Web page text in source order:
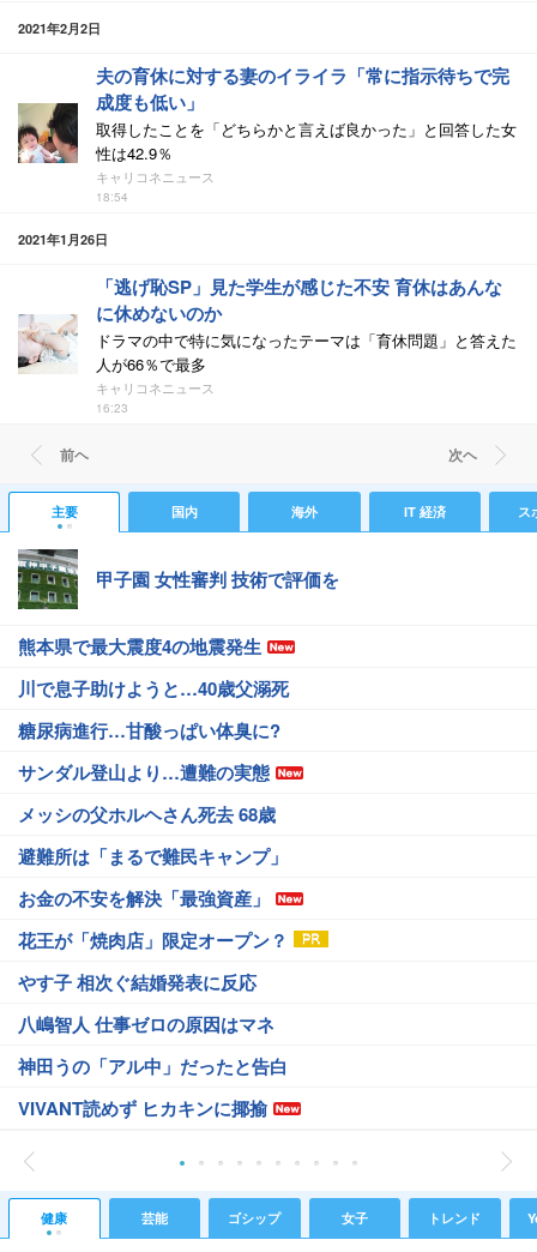
2021年2月2日
夫の育休に対する妻のイライラ「常に指示待ちで完
成度も低い」
取得したことを「どちらかと言えば良かった」と回答した女
性は42.9％
キャリコネニュース
18:54
2021年1月26日
「逃げ恥SP」見た学生が感じた不安 育休はあんな
に休めないのか
ドラマの中で特に気になったテーマは「育休問題」と答えた
人が66％で最多
キャリコネニュース
16:23
前ヘ 次ヘ
主要 国内 海外 IT 経済 ス
甲子園 女性審判 技術で評価を
熊本県で最大震度4の地震発生
川で息子助けようと…40歳父溺死
糖尿病進行…甘酸っぱい体臭に?
サンダル登山より…遭難の実態
メッシの父ホルヘさん死去 68歳
避難所は「まるで難民キャンプ」
お金の不安を解決「最強資産」
花王が「焼肉店」限定オープン？
やす子 相次ぐ結婚発表に反応
八嶋智人 仕事ゼロの原因はマネ
神田うの「アル中」だったと告白
VIVANT読めず ヒカキンに揶揄
健康 芸能 ゴシップ 女子 トレンド